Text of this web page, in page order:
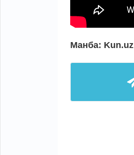
Манба: Kun.uz